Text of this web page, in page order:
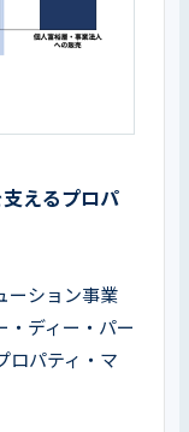
えるプロパ
ーション事業
・ディー・パー
ロパティ・マ